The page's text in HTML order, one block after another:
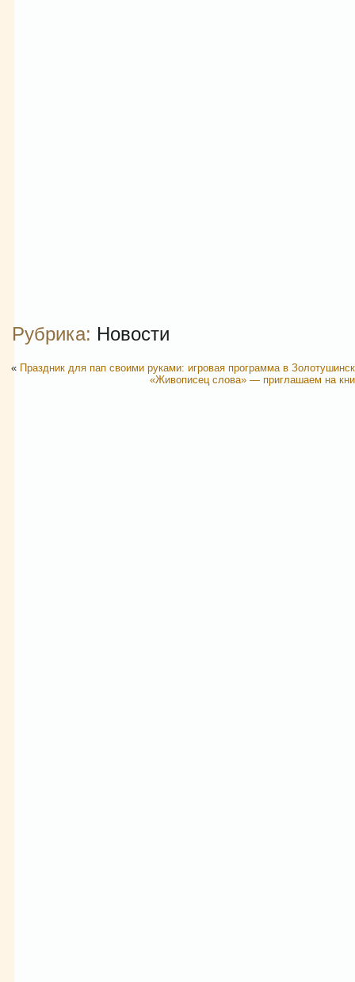
Рубрика: Новости
« Праздник для пап своими руками: игровая программа в
«Живописец слова» — приглашаем на